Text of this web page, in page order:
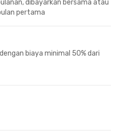
dibayarkan bersama atau
pertama
biaya minimal 50% dari